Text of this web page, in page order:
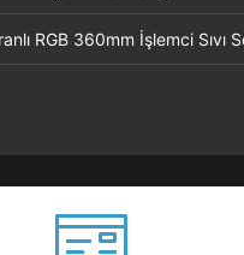
RGB 360mm İşlemci